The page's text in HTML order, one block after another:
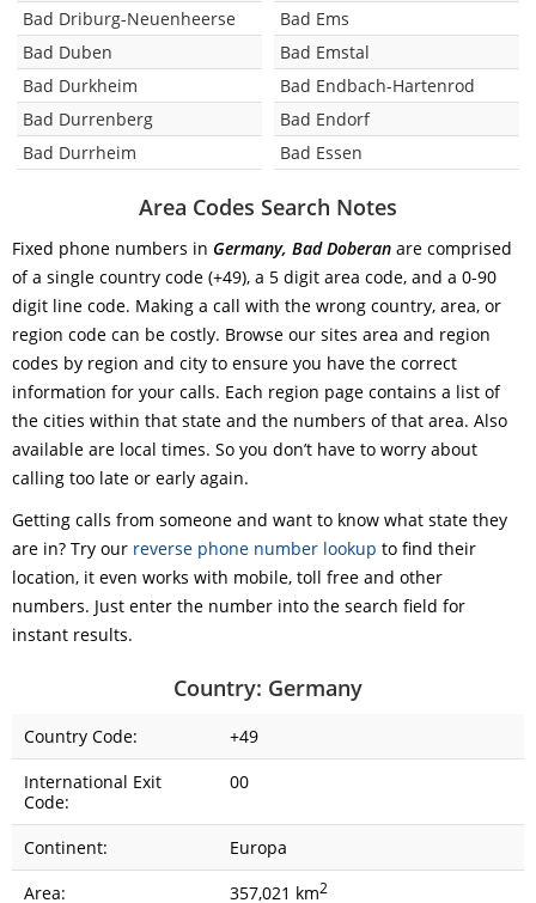
Bad Driburg-Neuenheerse
Bad Duben
Bad Durkheim
Bad Durrenberg
Bad Durrheim
Bad Ems
Bad Emstal
Bad Endbach-Hartenrod
Bad Endorf
Bad Essen
Area Codes Search Notes
Fixed phone numbers in Germany, Bad Doberan are comprised
of a single country code (+49), a 5 digit area code, and a 0-90
digit line code. Making a call with the wrong country, area, or
region code can be costly. Browse our sites area and region
codes by region and city to ensure you have the correct
information for your calls. Each region page contains a list of
the cities within that state and the numbers of that area. Also
available are local times. So you don’t have to worry about
calling too late or early again.
Getting calls from someone and want to know what state they
are in? Try our reverse phone number lookup to find their
location, it even works with mobile, toll free and other
numbers. Just enter the number into the search field for
instant results.
Country: Germany
Country Code:
+49
International Exit
Code:
00
Continent:
Europa
Area:
357,021 km2